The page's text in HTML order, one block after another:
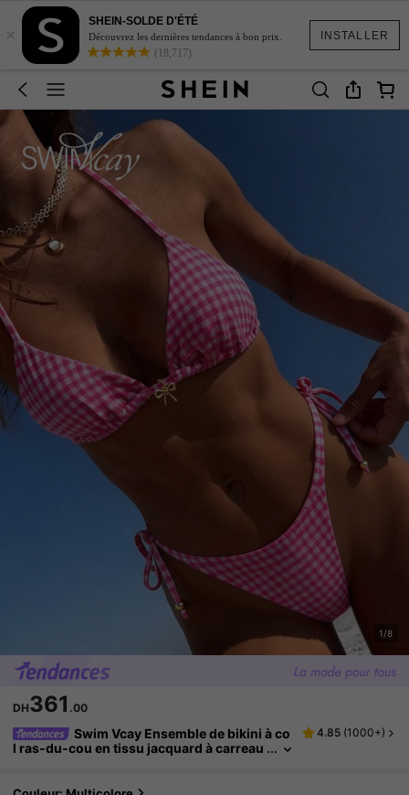
INSTALLER
×
SHEIN-SOLDE D'ÉTÉ
Découvrez les dernières tendances à bon prix.
(18,717)
1/8
DH361 .00
Swim Vcay Ensemble de bikini à co
l ras-du-cou en tissu jacquard à carreau
4.85 (1000+)